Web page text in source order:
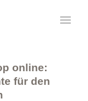
online:
für den